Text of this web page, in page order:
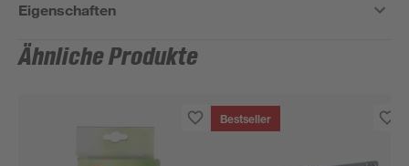
Eigenschaften
Ähnliche Produkte
Bestseller